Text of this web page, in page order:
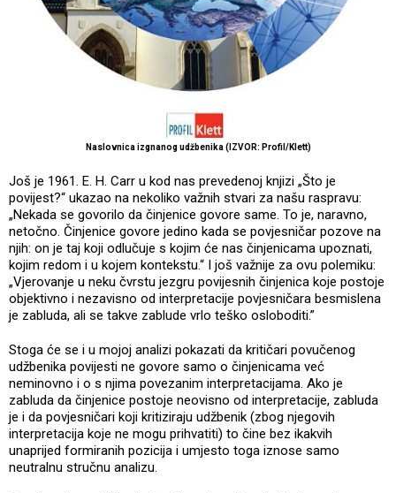
Naslovnica izgnanog udžbenika (IZVOR: Profil/Klett)
Još je 1961. E. H. Carr u kod nas prevedenoj knjizi „Što je
povijest?“ ukazao na nekoliko važnih stvari za našu raspravu:
„Nekada se govorilo da činjenice govore same. To je, naravno,
netočno. Činjenice govore jedino kada se povjesničar pozove na
njih: on je taj koji odlučuje s kojim će nas činjenicama upoznati,
kojim redom i u kojem kontekstu.“ I još važnije za ovu polemiku:
„Vjerovanje u neku čvrstu jezgru povijesnih činjenica koje postoje
objektivno i nezavisno od interpretacije povjesničara besmislena
je zabluda, ali se takve zablude vrlo teško osloboditi.”
Stoga će se i u mojoj analizi pokazati da kritičari povučenog
udžbenika povijesti ne govore samo o činjenicama već
neminovno i o s njima povezanim interpretacijama. Ako je
zabluda da činjenice postoje neovisno od interpretacije, zabluda
je i da povjesničari koji kritiziraju udžbenik (zbog njegovih
interpretacija koje ne mogu prihvatiti) to čine bez ikakvih
unaprijed formiranih pozicija i umjesto toga iznose samo
neutralnu stručnu analizu.